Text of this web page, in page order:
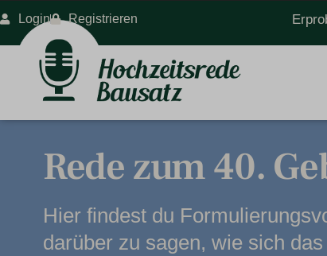
Login Registrieren
Rede zum 40.
Hier findest du
darüber zu sagen, wie sich